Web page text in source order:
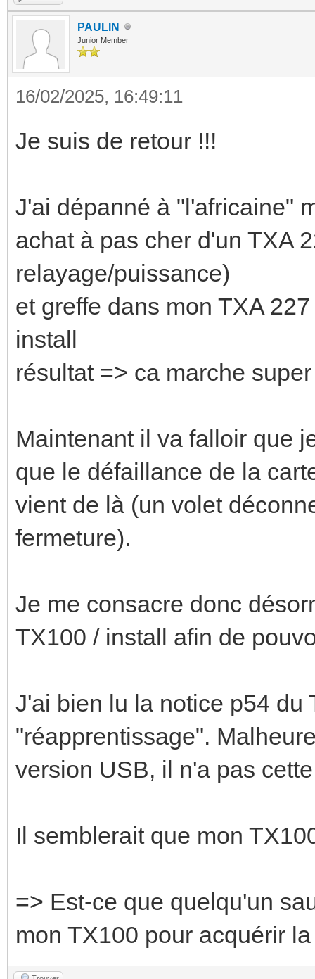
PAULIN
Junior Member
16/02/2025, 16:49:11
Je suis de retour !!!
J'ai dépanné à "l'africaine"
achat à pas cher d'un TXA
relayage/puissance)
et greffe dans mon TXA
install
résultat => ca marche
Maintenant il va falloir que
que le défaillance de la
vient de là (un volet
fermeture).
Je me consacre donc
TX100 / install afin de
J'ai bien lu la notice p54 du
"réapprentissage".
version USB, il n'a pas
Il semblerait que mon
=> Est-ce que quelqu'un
mon TX100 pour acquérir